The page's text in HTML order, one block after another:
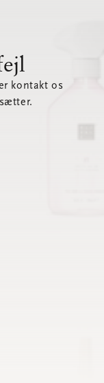
kontakt os